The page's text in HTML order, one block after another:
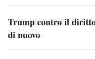
Trump contro il
di nuovo